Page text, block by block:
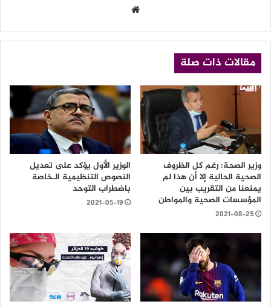
مقالات ذات صلة
وزير الصحة: رغم كل الظروف
الصحية الحالية إلا أن هذا لم
يمنعنا من التقريب بين
المؤسسات الصحية والمواطن
2021-08-25
الوزير الأول يؤكد على تعديل
النصوص التنظيمية الـخاصة
باضطراب التوحد
2021-05-19